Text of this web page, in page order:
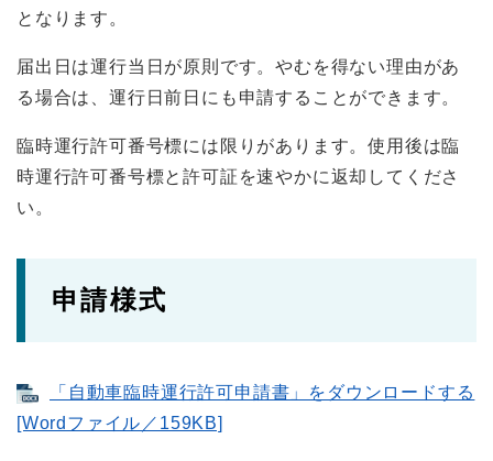
となります。
届出日は運行当日が原則です。やむを得ない理由があ
る場合は、運行日前日にも申請することができます。
臨時運行許可番号標には限りがあります。使用後は臨
時運行許可番号標と許可証を速やかに返却してくださ
い。
申請様式
「自動車臨時運行許可申請書」をダウンロードする
[Wordファイル／159KB]